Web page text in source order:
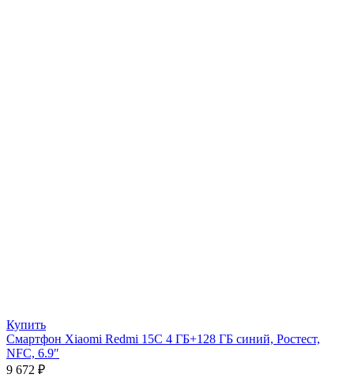
Купить
Смартфон Xiaomi Redmi 15C 4 ГБ+128 ГБ синий, Ростест,
NFC, 6.9″
9 672 ₽